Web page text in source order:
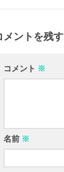
メントを残す
コメント ※
名前 ※